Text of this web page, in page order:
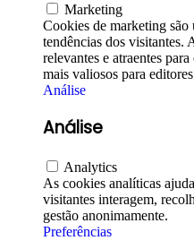
Marketing
Cookies de marketing são
tendências dos visitantes.
relevantes e atraentes
mais valiosos para
Análise
Análise
Analytics
As cookies analíticas
visitantes interagem,
gestão anonimamente.
Preferências